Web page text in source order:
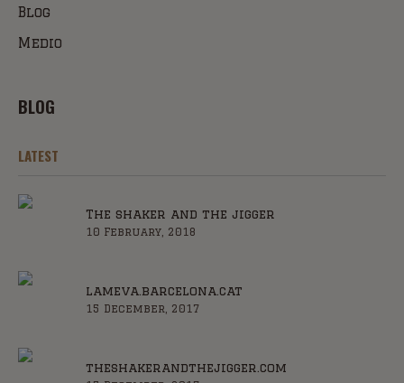
Blog
Medio
BLOG
LATEST
The shaker and the jigger
10 February, 2018
lameva.barcelona.cat
15 December, 2017
theshakerandthejigger.com